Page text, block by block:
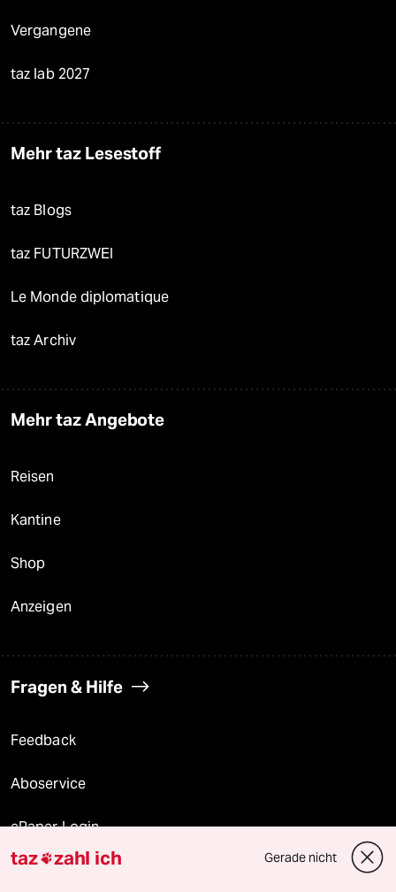
Vergangene
taz lab 2027
Mehr taz Lesestoff
taz Blogs
taz FUTURZWEI
Le Monde diplomatique
taz Archiv
Mehr taz Angebote
Reisen
Kantine
Shop
Anzeigen
Fragen & Hilfe
Feedback
Aboservice
ePaper Login
Downloads für Abonnierende
taz zahl ich Gerade nicht